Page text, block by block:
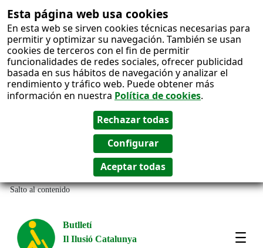
Esta página web usa cookies
En esta web se sirven cookies técnicas necesarias para
permitir y optimizar su navegación. También se usan
cookies de terceros con el fin de permitir
funcionalidades de redes sociales, ofrecer publicidad
basada en sus hábitos de navegación y analizar el
rendimiento y tráfico web. Puede obtener más
información en nuestra Política de cookies.
Salto al contenido
Butlletí
Il Ilusió Catalunya